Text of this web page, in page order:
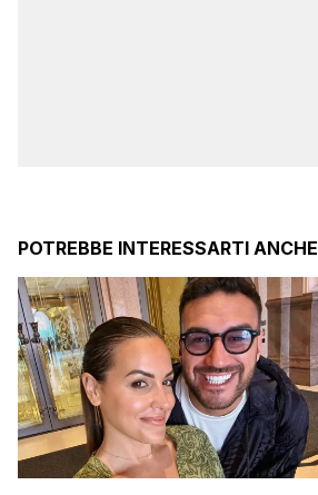
POTREBBE INTERESSARTI ANCHE